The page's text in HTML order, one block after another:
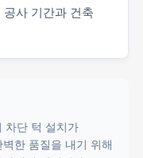
사 기간과 건축
차단 턱 설치가
한 품질을 내기 위해